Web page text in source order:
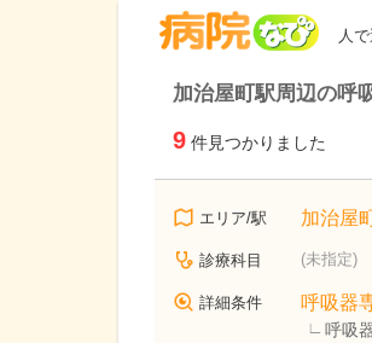
人
加治屋町駅周辺の呼
9 件見つかりました
エリア/駅 加治屋
診療科目 (未指定)
詳細条件 呼吸器
呼吸